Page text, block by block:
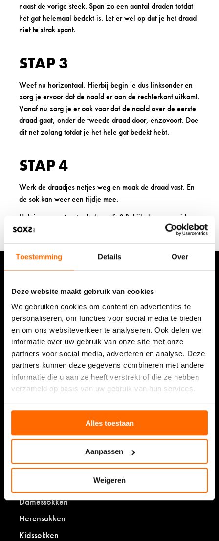
Toestemming Details Over
Deze website maakt gebruik van cookies
We gebruiken cookies om content en advertenties te
personaliseren, om functies voor social media te bieden
en om ons websiteverkeer te analyseren. Ook delen we
informatie over uw gebruik van onze site met onze
partners voor social media, adverteren en analyse. Deze
partners kunnen deze gegevens combineren met andere
informatie die u aan ze heeft verstrekt of die ze hebben
verzameld op basis van uw gebruik van hun services.
Alles toestaan
Aanpassen
Weigeren
naast de vorige steek. Span zo een aantal draden totdat
het gat helemaal bedekt is. Let er wel op dat je het draad
niet te strak spant.
STAP 3
Weef nu horizontaal. Hierbij begin je dus linksonder en
zorg je ervoor dat de naald er aan de rechterkant uitkomt.
Vanaf nu zorg je er ook voor dat de naald over de eerste
draad gaat, onder de tweede draad door, enzovoort. Doe
dit net zolang totdat je het hele gat bedekt hebt.
STAP 4
Werk de draadjes netjes weg en maak de draad vast. En
de sok kan weer een tijdje mee.
Heb je nog wat extra hulp nodig? Bekijk dan
onze video
die het nog een keer stap voor stap uitlegt.
onze nieuwsbrief
Bekijk onze waardering
9,5/10 (9.449 reviews)
Lees over de ervaringen
Damessokken
Herensokken
Kidssokken